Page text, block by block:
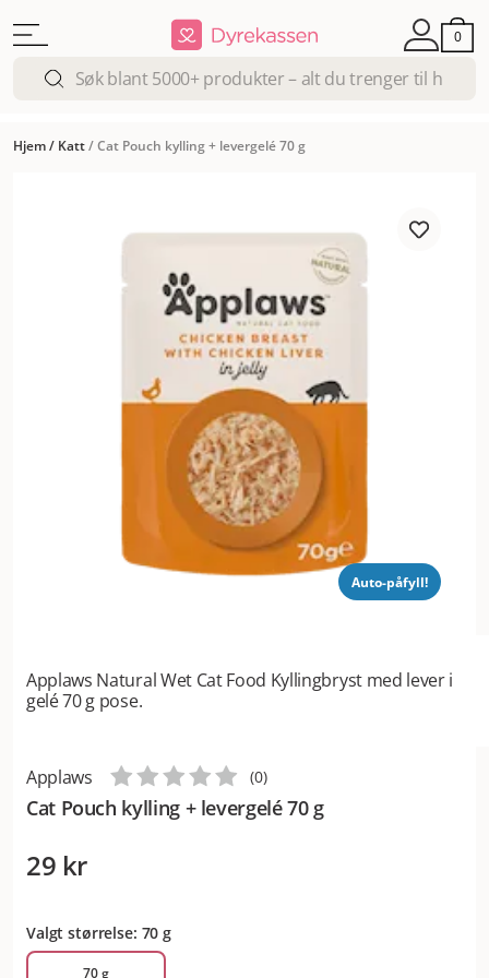
0
Hjem/ Katt/Cat Pouch kylling + levergelé 70 g
Auto-påfyll!
Applaws Natural Wet Cat Food Kyllingbryst med lever i
gelé 70 g pose.
Applaws
Cat Pouch kylling + levergelé 70 g
(0)
29 kr
Valgt størrelse: 70 g
70 g